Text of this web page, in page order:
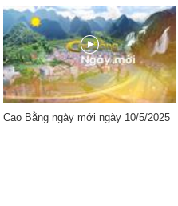
Cao Bằng ngày mới ngày 10/5/2025